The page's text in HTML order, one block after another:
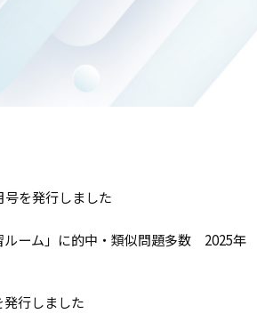
を発行しました
ルーム」に的中・類似問題多数 2025年
行しました